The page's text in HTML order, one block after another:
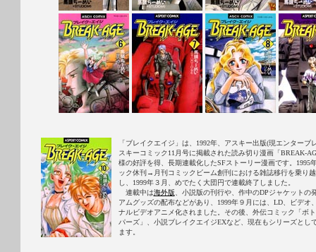
「ブレイクエイジ」は、1992年、アスキー出版(現エンターブ
スキーコミック11月号に掲載された読み切り漫画「BREAK-
様の好評を得、長期連載化したSFストーリー漫画です。1995
ック休刊→月刊コミックビーム創刊における雑誌移行を乗り
し、1999年３月、めでたく大団円で連載終了しました。
連載中は海外版 、小説版の刊行や、作中のDPジャケットの
アムグッズの配布などがあり、1999年９月には、LD、ビデオ
ナルビデオアニメ化されました。その後、外伝コミック「ボ
パーズ」、小説ブレイクエイジEXなど、現在もシリーズとし
ます。